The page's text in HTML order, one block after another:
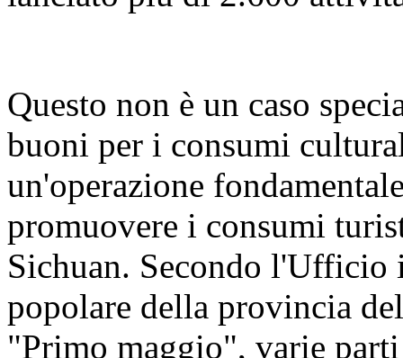
Questo non è un caso
buoni per i consumi
un'operazione
promuovere i consumi
Sichuan. Secondo
popolare della provincia
"Primo maggio", varie